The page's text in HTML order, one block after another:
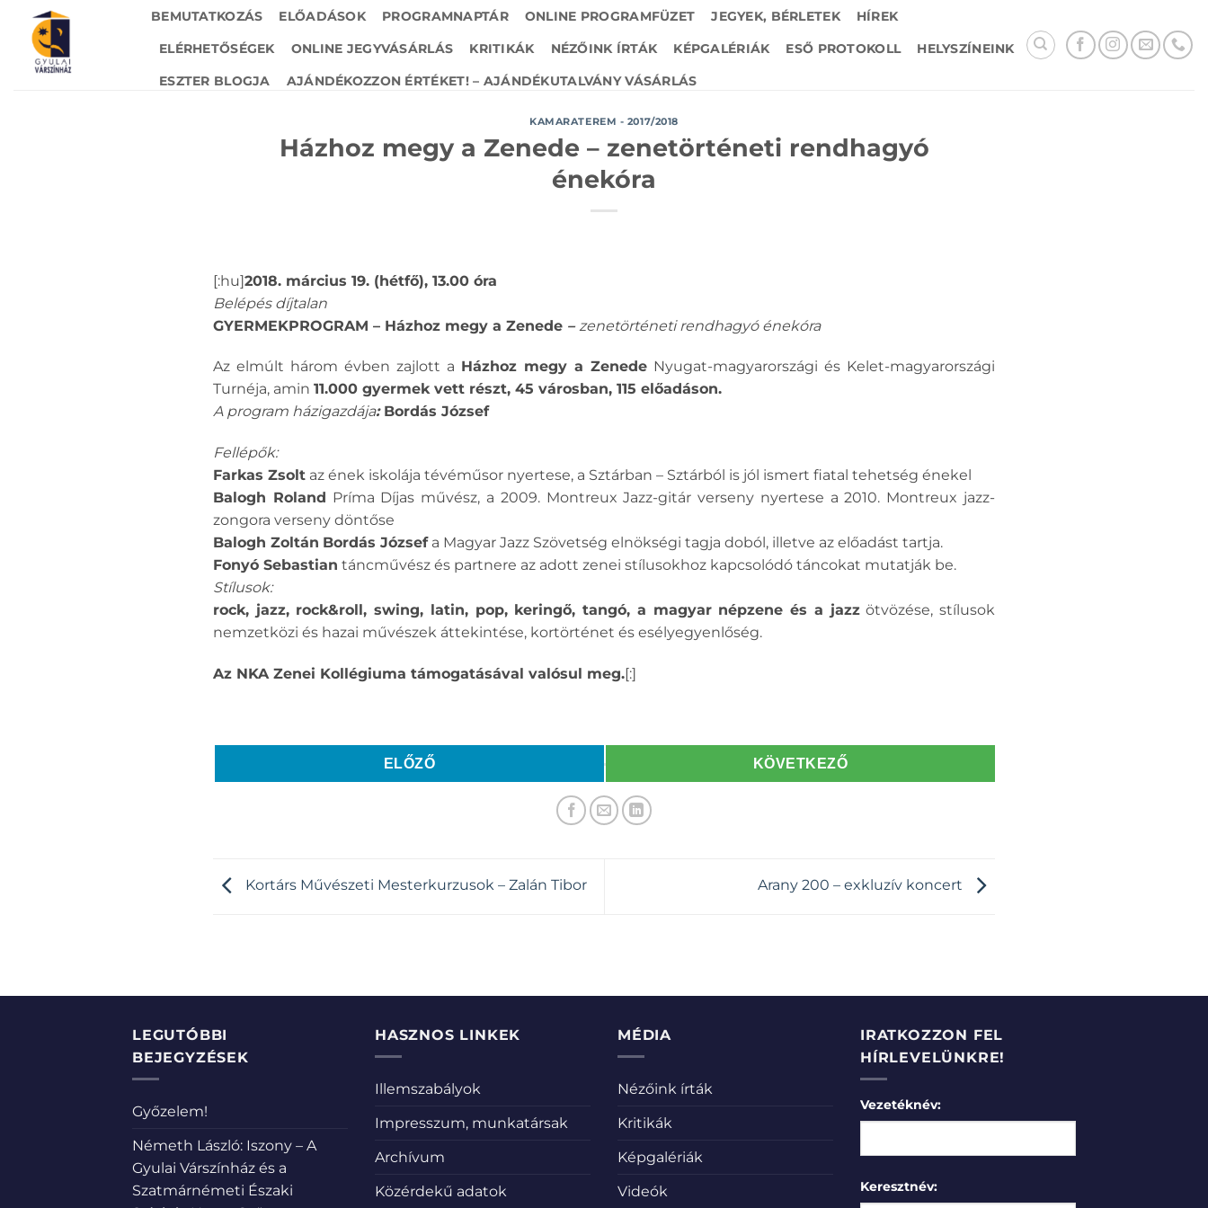
content
BEMUTATKOZÁS ELŐADÁSOK PROGRAMNAPTÁR ONLINE PROGRAMFÜZET JEGYEK, BÉRLETEK
HÍREK
ELÉRHETŐSÉGEK
ONLINE JEGYVÁSÁRLÁS KRITIKÁK NÉZŐINK ÍRTÁK KÉPGALÉRIÁK ESŐ PROTOKOLL
HELYSZÍNEINK
ESZTER BLOGJA
AJÁNDÉKOZZON ÉRTÉKET! – AJÁNDÉKUTALVÁNY VÁSÁRLÁS
KAMARATEREM - 2017/2018
Házhoz megy a Zenede – zenetörténeti rendhagyó
énekóra
[:hu]2018. március 19. (hétfő), 13.00 óra
Belépés díjtalan
GYERMEKPROGRAM – Házhoz megy a Zenede – zenetörténeti rendhagyó énekóra
Az elmúlt három évben zajlott a Házhoz megy a Zenede Nyugat-magyarországi és Kelet-magyarországi
Turnéja, amin 11.000 gyermek vett részt, 45 városban, 115 előadáson.
A program házigazdája:Bordás József
Fellépők:
Farkas Zsolt az ének iskolája tévéműsor nyertese, a Sztárban – Sztárból is jól ismert fiatal tehetség énekel
Balogh Roland Príma Díjas művész, a 2009. Montreux Jazz-gitár verseny nyertese a 2010. Montreux jazz-
zongora verseny döntőse
Balogh Zoltán Bordás Józsefa Magyar Jazz Szövetség elnökségi tagja doból, illetve az előadást tartja.
Fonyó Sebastian táncművész és partnere az adott zenei stílusokhoz kapcsolódó táncokat mutatják be.
Stílusok:
rock, jazz, rock&roll, swing, latin, pop, keringő, tangó, a magyar népzene és a jazzötvözése, stílusok
nemzetközi és hazai művészek áttekintése, kortörténet és esélyegyenlőség.
Az NKA Zenei Kollégiuma támogatásával valósul meg.[:]
ELŐZŐ KÖVETKEZŐ
Kortárs Művészeti Mesterkurzusok – Zalán Tibor Arany 200 – exkluzív koncert
LEGUTÓBBI
BEJEGYZÉSEK
Győzelem!
Németh László: Iszony – A
Gyulai Várszínház és a
Szatmárnémeti Északi
HASZNOS LINKEK
Illemszabályok
Impresszum, munkatársak
Archívum
Közérdekű adatok
MÉDIA
Nézőink írták
Kritikák
Képgalériák
Videók
IRATKOZZON FEL
HÍRLEVELÜNKRE!
Vezetéknév:
Keresztnév: